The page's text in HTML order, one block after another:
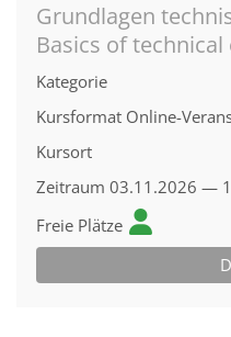
Grundlagen
Basics of technical
Kategorie
Kursformat Online-
Kursort
Zeitraum 03.11.2026 —
Freie Plätze